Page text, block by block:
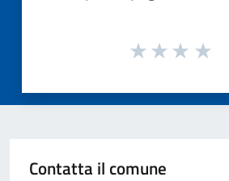
Contatta il comune